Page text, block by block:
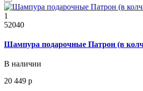
1
52040
Шампура подарочные Патрон (в
В наличии
20 449 р